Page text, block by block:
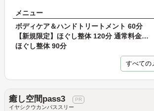
メニュー
ボディケア＆ハンドトリートメント 60分
【新規限定】ほぐし整体 120分 通常料金16,000円
ほぐし整体 90分
すべての
癒し空間pass3
イヤシクウカンパススリー